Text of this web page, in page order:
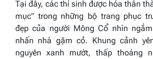
Tại đây, các thí sinh được hóa thân
mục” trong những bộ trang phục
đẹp của người Mông Cổ nhìn
nhấn nhá gặm cỏ. Khung cảnh
nguyên xanh mướt, thấp thoáng